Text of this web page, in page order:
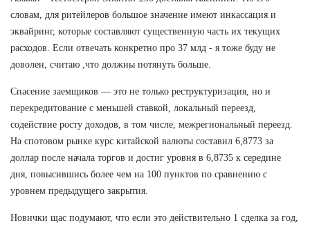
словам, для ритейлеров большое значение имеют инкассация и
эквайринг, которые составляют существенную часть их текущих
расходов. Если отвечать конкретно про 37 млд - я тоже буду не
доволен, считаю ,что должны потянуть больше.
Спасение заемщиков — это не только реструктуризация, но и
перекредитование с меньшей ставкой, локальный переезд,
содействие росту доходов, в том числе, межрегиональный переезд.
На спотовом рынке курс китайской валюты составил 6,8773 за
доллар после начала торгов и достиг уровня в 6,8735 к середине
дня, повысившись более чем на 100 пунктов по сравнению с
уровнем предыдущего закрытия.
Новички щас подумают, что если это действительно 1 сделка за год,